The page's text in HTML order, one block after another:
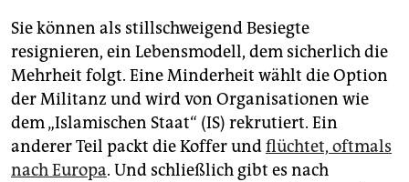
Sie können als stillschweigend Besiegte
resignieren, ein Lebensmodell, dem sicherlich die
Mehrheit folgt. Eine Minderheit wählt die Option
der Militanz und wird von Organisationen wie
dem „Islamischen Staat“ (IS) rekrutiert. Ein
anderer Teil packt die Koffer undflüchtet, oftmals
nach Europa. Und schließlich gibt es nach